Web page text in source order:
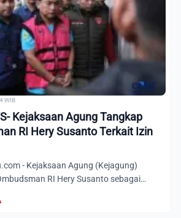
WIB
Kejaksaan Agung Tangkap
RI Hery Susanto Terkait Izin
- Kejaksaan Agung (Kejagung)
RI Hery Susanto sebagai